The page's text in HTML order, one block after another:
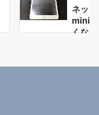
ネッ
mini3
くな